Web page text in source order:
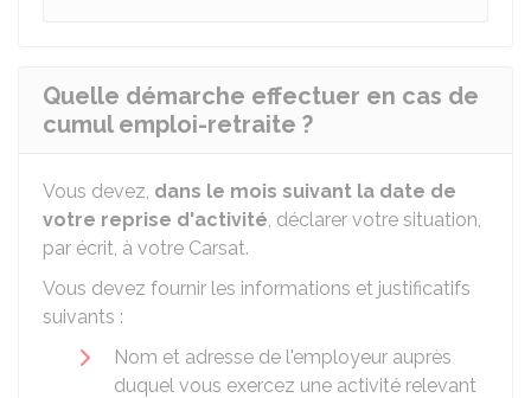
Quelle démarche effectuer en cas de
cumul emploi-retraite ?
Vous devez, dans le mois suivant la date de
votre reprise d'activité, déclarer votre situation,
par écrit, à votre Carsat.
Vous devez fournir les informations et justificatifs
suivants :
Nom et adresse de l'employeur auprès
duquel vous exercez une activité relevant